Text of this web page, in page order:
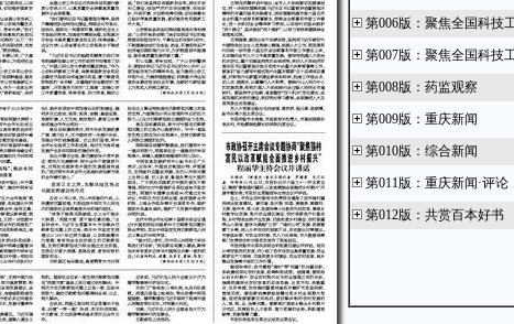
第006版 ： 聚焦全国科技
第007版 ： 聚焦全国科技
第008版 ： 药监观察
第009版 ： 重庆新闻
第010版 ： 综合新闻
第011版 ： 重庆新闻·评论
第012版 ： 共赏百本好书